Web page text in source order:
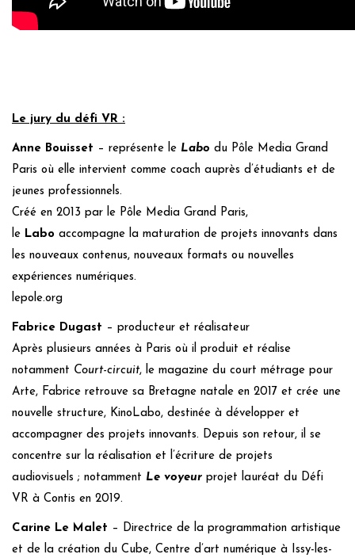
Le jury du défi VR :
Anne Bouisset – représente le Labo du Pôle Media Grand
Paris où elle intervient comme coach auprès d’étudiants et de
jeunes professionnels.
Créé en 2013 par le Pôle Media Grand Paris,
le Labo accompagne la maturation de projets innovants dans
les nouveaux contenus, nouveaux formats ou nouvelles
expériences numériques.
lepole.org
Fabrice Dugast – producteur et réalisateur
Après plusieurs années à Paris où il produit et réalise
notamment Court-circuit, le magazine du court métrage pour
Arte, Fabrice retrouve sa Bretagne natale en 2017 et crée une
nouvelle structure, KinoLabo, destinée à développer et
accompagner des projets innovants. Depuis son retour, il se
concentre sur la réalisation et l’écriture de projets
audiovisuels ; notamment Le voyeur projet lauréat du Défi
VR à Contis en 2019.
Carine Le Malet – Directrice de la programmation artistique
et de la création du Cube, Centre d’art numérique à Issy-les-